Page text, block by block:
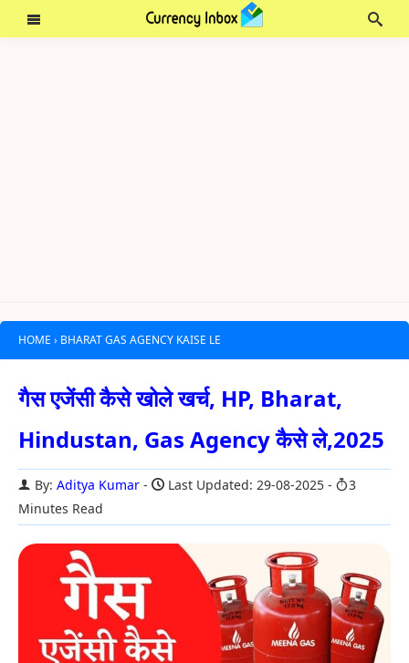
HOME › BHARAT GAS AGENCY KAISE LE
गैस एजेंसी कैसे खोले खर्च, HP, Bharat,
Hindustan, Gas Agency कैसे ले,2025
By: Aditya Kumar Last Updated: 29-08-2025
3
Minutes Read